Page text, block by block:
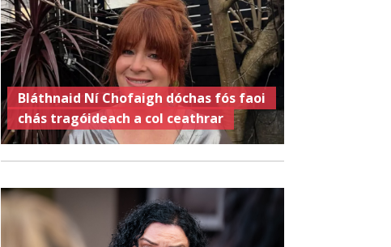
Bláthnaid Ní Chofaigh dóchas fós faoi
chás tragóideach a col ceathrar